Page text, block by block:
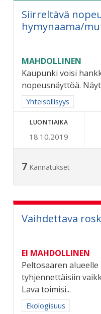
Siirreltävä
hymynaama/
MAHDOLLINEN
Kaupunki voisi
nopeusnäyttöä.
Rajaa tulokset
Yhteisöllisyys
LUONTIAIKA
18.10.2019
7 Kannatukset
Vaihdettava
EI MAHDOLLINEN
Peltosaaren
tyhjennettäisiin
Lava toimisi...
Rajaa tulokset
Ekologisuus